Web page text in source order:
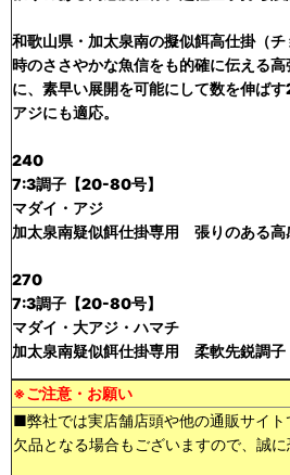
和歌山県・加太泉南の擬似餌高仕掛（
時のささやかな魚信をも的確に伝える
に、素早い展開を可能にして数を伸ば
アジにも適応。
240
7:3調子【20-80号】
マダイ・アジ
加太泉南疑似餌仕掛専用 張りのある
270
7:3調子【20-80号】
マダイ・大アジ・ハマチ
加太泉南疑似餌仕掛専用 柔軟先鋭調
※ご注意・お願い
■弊社では実店舗店頭や他の通販サイ
欠品となる場合もございますので、誠